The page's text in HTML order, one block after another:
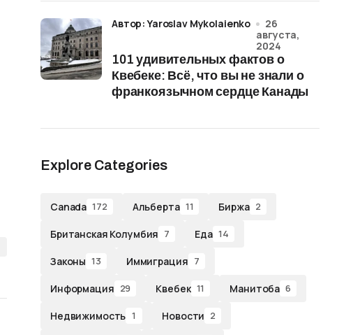
101 удивительных фактов о
Квебеке: Всё, что вы не знали о
франкоязычном сердце Канады
Автор: Yaroslav Mykolaienko
26
августа,
2024
Explore Categories
Canada 172 Альберта 11 Биржа 2
Британская Колумбия 7 Еда 14
Законы 13 Иммиграция 7
Информация 29 Квебек 11 Манитоба 6
Недвижимость 1 Новости 2